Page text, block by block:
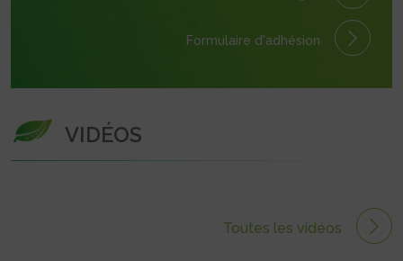
Formulaire d'adhésion
VIDÉOS
Toutes les vidéos